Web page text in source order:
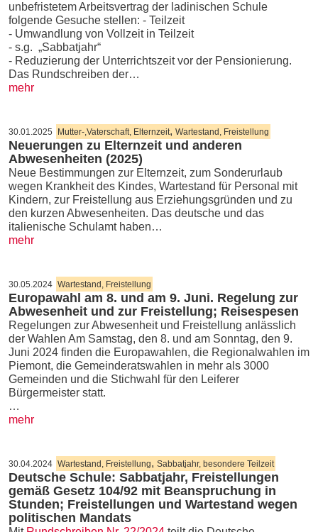
unbefristetem Arbeitsvertrag der ladinischen Schule
folgende Gesuche stellen: - Teilzeit
- Umwandlung von Vollzeit in Teilzeit
- s.g. „Sabbatjahr“
- Reduzierung der Unterrichtszeit vor der Pensionierung.
Das Rundschreiben der…
mehr
30.01.2025 Mutter-,Vaterschaft, Elternzeit, Wartestand, Freistellung
Neuerungen zu Elternzeit und anderen
Abwesenheiten (2025)
Neue Bestimmungen zur Elternzeit, zum Sonderurlaub
wegen Krankheit des Kindes, Wartestand für Personal mit
Kindern, zur Freistellung aus Erziehungsgründen und zu
den kurzen Abwesenheiten. Das deutsche und das
italienische Schulamt haben…
mehr
30.05.2024 Wartestand, Freistellung
Europawahl am 8. und am 9. Juni. Regelung zur
Abwesenheit und zur Freistellung; Reisespesen
Regelungen zur Abwesenheit und Freistellung anlässlich
der Wahlen Am Samstag, den 8. und am Sonntag, den 9.
Juni 2024 finden die Europawahlen, die Regionalwahlen im
Piemont, die Gemeinderatswahlen in mehr als 3000
Gemeinden und die Stichwahl für den Leiferer
Bürgermeister statt.
…
mehr
30.04.2024 Wartestand, Freistellung, Sabbatjahr, besondere Teilzeit
Deutsche Schule: Sabbatjahr, Freistellungen
gemäß Gesetz 104/92 mit Beanspruchung in
Stunden; Freistellungen und Wartestand wegen
politischen Mandats